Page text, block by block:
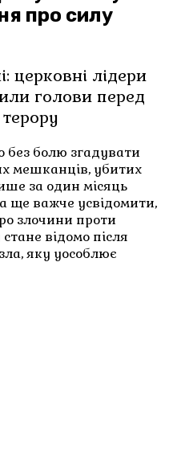
про силу
церковні лідери
голови перед
болю згадувати
мешканців, убитих
за один місяць
ще важче усвідомити,
злочини проти
відомо після
яку уособлює